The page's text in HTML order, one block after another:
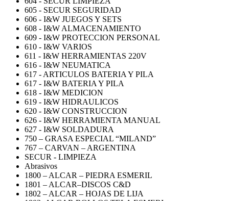
605 - SECUR SEGURIDAD
606 - I&W JUEGOS Y SETS
608 - I&W ALMACENAMIENTO
609 - I&W PROTECCION PERSONAL
610 - I&W VARIOS
611 - I&W HERRAMIENTAS 220V
616 - I&W NEUMATICA
617 - ARTICULOS BATERIA Y PILA
617 - I&W BATERIA Y PILA
618 - I&W MEDICION
619 - I&W HIDRAULICOS
620 - I&W CONSTRUCCION
626 - I&W HERRAMIENTA MANUAL
627 - I&W SOLDADURA
750 – GRASA ESPECIAL “MILAND”
767 – CARVAN – ARGENTINA
SECUR - LIMPIEZA
Abrasivos
1800 – ALCAR – PIEDRA ESMERIL
1801 – ALCAR–DISCOS C&D
1802 – ALCAR – HOJAS DE LIJA